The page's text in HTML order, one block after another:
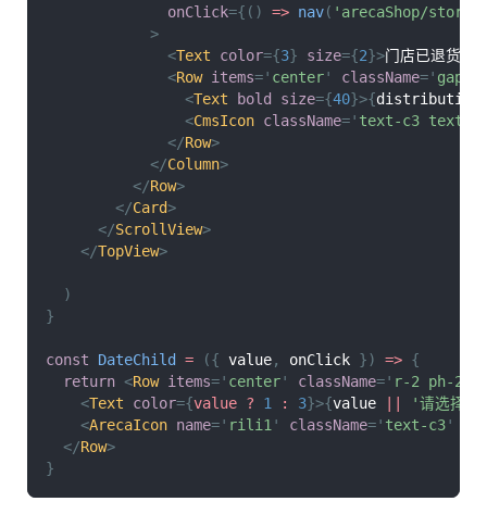
onClick={ ( ) => nav( 'arecaShop/
>
<Text color={3} size={2}>门店已退货数
<Row items=' center' className=' gap-1
<Text bold size={40}>{distribution
<CmsIcon className=' text-c3 text-
</Row>
</Column>
</Row>
</Card>
</ScrollView>
</TopView>
)
}
const DateChild = ({ value, onClick }) => {
return <Row items=' center' className=' r-2 ph-2
<Text color={value ? 1 : 3}>{value '请选择'
<ArecaIcon name=' rili1 ' className=' text-c3'
</Row>
}